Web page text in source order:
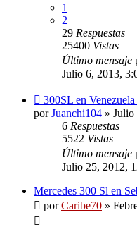
1
2
29 Respuestas
25400 Vistas
Último mensaje
Julio 6, 2013,
300SL en
porJuanchi104 » Julio
6 Respuestas
5522 Vistas
Último mensaje
Julio 25, 2012,
Mercedes 300 Sl en
porCaribe70 »